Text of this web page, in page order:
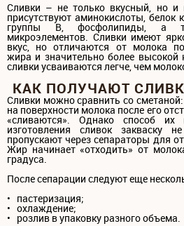
Сливки – не только вкусный, но и
присутствуют аминокислоты,
группы В, фосфолипиды, а
микроэлементов. Сливки имеют
вкус, но отличаются от молока
жира и значительно более
сливки усваиваются легче, чем
КАК ПОЛУЧАЮТ
Сливки можно сравнить со
на поверхности молока после его
«сливаются». Однако способ их
изготовления сливок закваску
пропускают через сепараторы для
Жир начинает «отходить» от
градуса.
После сепарации следуют еще
• пастеризация;
• охлаждение;
• розлив в упаковку разного объема.